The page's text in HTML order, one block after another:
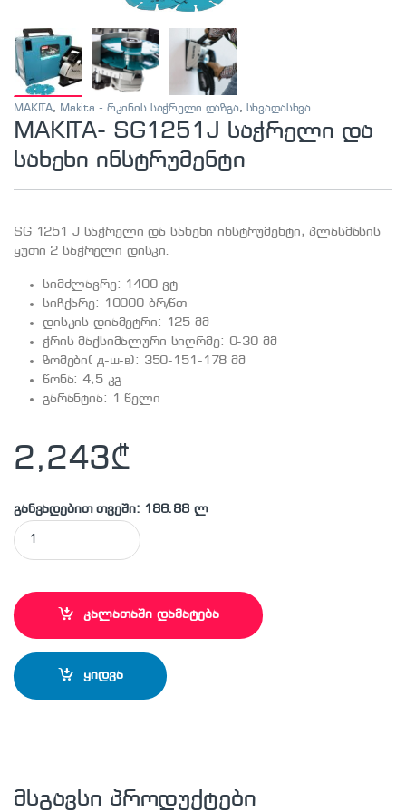
MAKITA, Makita - რკინის საჭრელი დაზგა, სხვადასხვა
MAKITA- SG1251J საჭრელი და
სახეხი ინსტრუმენტი
SG 1251 J საჭრელი და სახეხი ინსტრუმენტი, პლასმასის
ყუთი 2 საჭრელი დისკი.
სიმძლავრე: 1400 ვტ
სიჩქარე: 10000 ბრ/წთ
დისკის დიამეტრი: 125 მმ
ჭრის მაქსიმალური სიღრმე: 0-30 მმ
ზომები( д-ш-в): 350-151-178 მმ
წონა: 4,5 კგ
გარანტია: 1 წელი
2,243₾
განვადებით თვეში: 186.88 ლ
MAKITA- SG1251J საჭრელი და სახეხი ინსტრუმენტი quantity
კალათაში დამატება
ყიდვა
მსგავსი პროდუქტები